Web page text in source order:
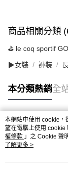
商品相關分類
⛳️ le coq sportif
▶女裝 褲裝
本分類熱銷全
熱門標籤
本網站中使用 cookie，
望在電腦上使用 cookie
權條款 」之 Cookie 聲
用條款之 Cookie 聲明
了解更多 >